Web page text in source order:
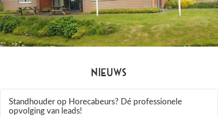
Nieuws
Standhouder op Horecabeurs? Dé professionele
opvolging van leads!